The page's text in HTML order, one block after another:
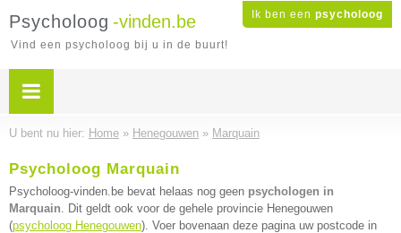
Ik ben een psycholoog
Psycholoog -vinden.be
Vind een psycholoog bij u in de buurt!
U bent nu hier: Home » Henegouwen » Marquain
Psycholoog Marquain
Psycholoog-vinden.be bevat helaas nog geen psychologen in
Marquain. Dit geldt ook voor de gehele provincie Henegouwen
(psycholoog Henegouwen). Voer bovenaan deze pagina uw postcode in